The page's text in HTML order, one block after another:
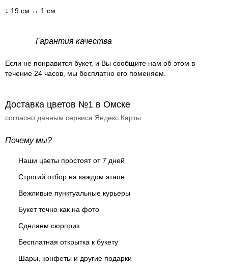
↕ 19 см ↔ 1 см
Гарантия качества
Если не понравится букет, и Вы сообщите нам об этом в
течение 24 часов, мы бесплатно его поменяем.
Доставка цветов №1 в Омске
согласно данным сервиса Яндекс.Карты
Почему мы?
Наши цветы простоят от 7 дней
Строгий отбор на каждом этапе
Вежливые пунктуальные курьеры
Букет точно как на фото
Сделаем сюрприз
Бесплатная открытка к букету
Шары, конфеты и другие подарки